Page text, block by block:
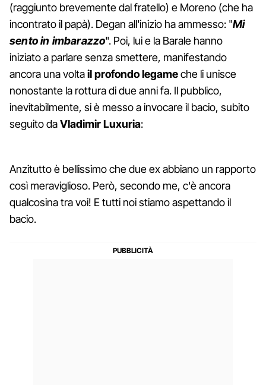
(raggiunto brevemente dal fratello) e Moreno (che ha
incontrato il papà). Degan all'inizio ha ammesso: "Mi
sento in imbarazzo". Poi, lui e la Barale hanno
iniziato a parlare senza smettere, manifestando
ancora una voltail profondo legameche li unisce
nonostante la rottura di due anni fa. Il pubblico,
inevitabilmente, si è messo a invocare il bacio, subito
seguito daVladimir Luxuria:
Anzitutto è bellissimo che due ex abbiano un rapporto
così meraviglioso. Però, secondo me, c'è ancora
qualcosina tra voi! E tutti noi stiamo aspettando il
bacio.